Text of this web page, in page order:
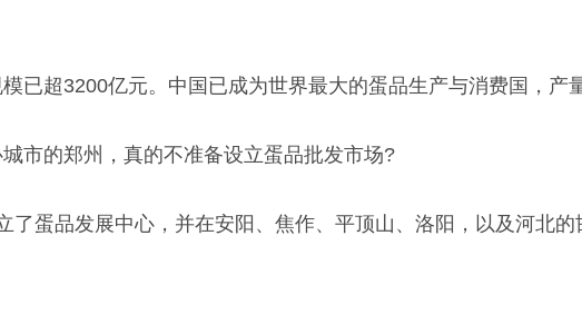
已超3200亿元。中国已成为世界最大的蛋品生产与消费国，产
市的郑州，真的不准备设立蛋品批发市场?
了蛋品发展中心，并在安阳、焦作、平顶山、洛阳，以及河北的